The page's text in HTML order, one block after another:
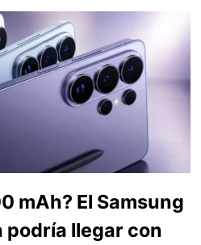
mAh? El Samsung
podría llegar con